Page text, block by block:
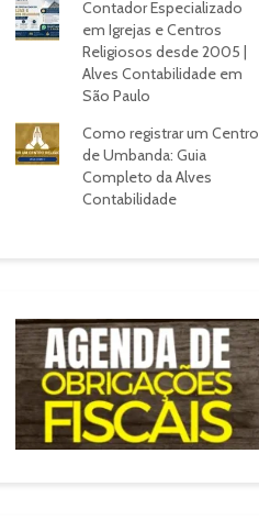
Contador Especializado
em Igrejas e Centros
Religiosos desde 2005 |
Alves Contabilidade em
São Paulo
Como registrar um Centro
de Umbanda: Guia
Completo da Alves
Contabilidade